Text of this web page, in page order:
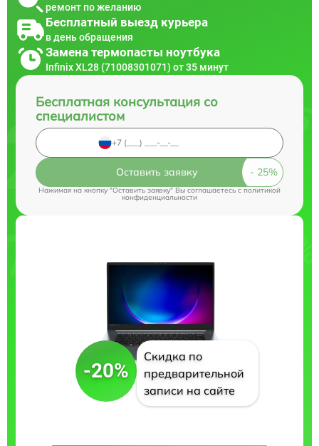
ремонт по желанию
Бесплатный выезд курьера
в день обращения
Замена термопасты ноутбука
Infinix XL28 (71008301071) от 35 минут
Бесплатная консультация со
специалистом
Оставить заявку
Нажимая на кнопку "Оставить заявку" Вы соглашаетесь cполитикой
конфиденциальности
-20%
Скидка по
предварительной
записи на сайте